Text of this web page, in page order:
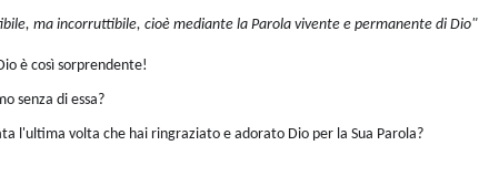
ma incorruttibile, cioè mediante la Parola vivente e permanente di Dio"
è così sorprendente!
senza di essa?
l'ultima volta che hai ringraziato e adorato Dio per la Sua Parola?